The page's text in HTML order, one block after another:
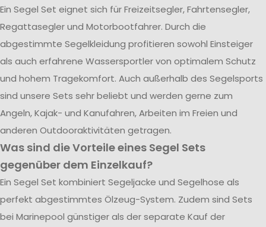
Ein Segel Set eignet sich für Freizeitsegler, Fahrtensegler,
Regattasegler und Motorbootfahrer. Durch die
abgestimmte Segelkleidung profitieren sowohl Einsteiger
als auch erfahrene Wassersportler von optimalem Schutz
und hohem Tragekomfort. Auch außerhalb des Segelsports
sind unsere Sets sehr beliebt und werden gerne zum
Angeln, Kajak- und Kanufahren, Arbeiten im Freien und
anderen Outdooraktivitäten getragen.
Was sind die Vorteile eines Segel Sets
gegenüber dem Einzelkauf?
Ein Segel Set kombiniert Segeljacke und Segelhose als
perfekt abgestimmtes Ölzeug-System. Zudem sind Sets
bei Marinepool günstiger als der separate Kauf der